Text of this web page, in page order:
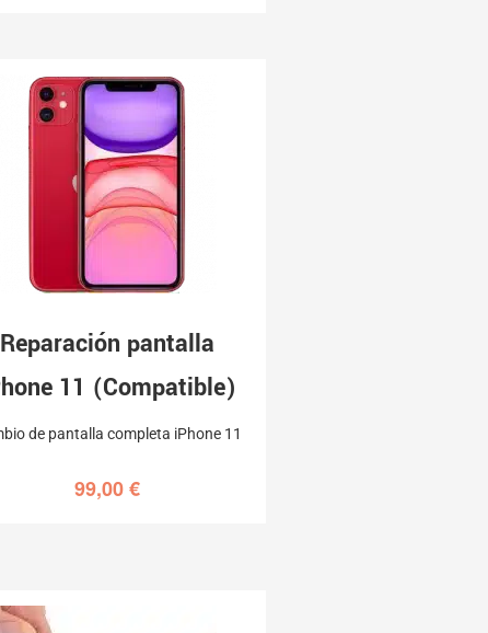
Reparación pantalla
11 (Compatible)
de pantalla completa iPhone 11
99,00€